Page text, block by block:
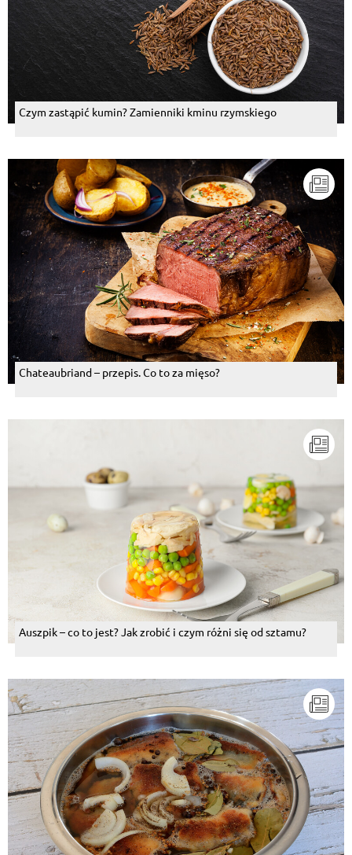
Czym zastąpić kumin? Zamienniki kminu rzymskiego
Chateaubriand – przepis. Co to za mięso?
Auszpik – co to jest? Jak zrobić i czym różni się od sztamu?